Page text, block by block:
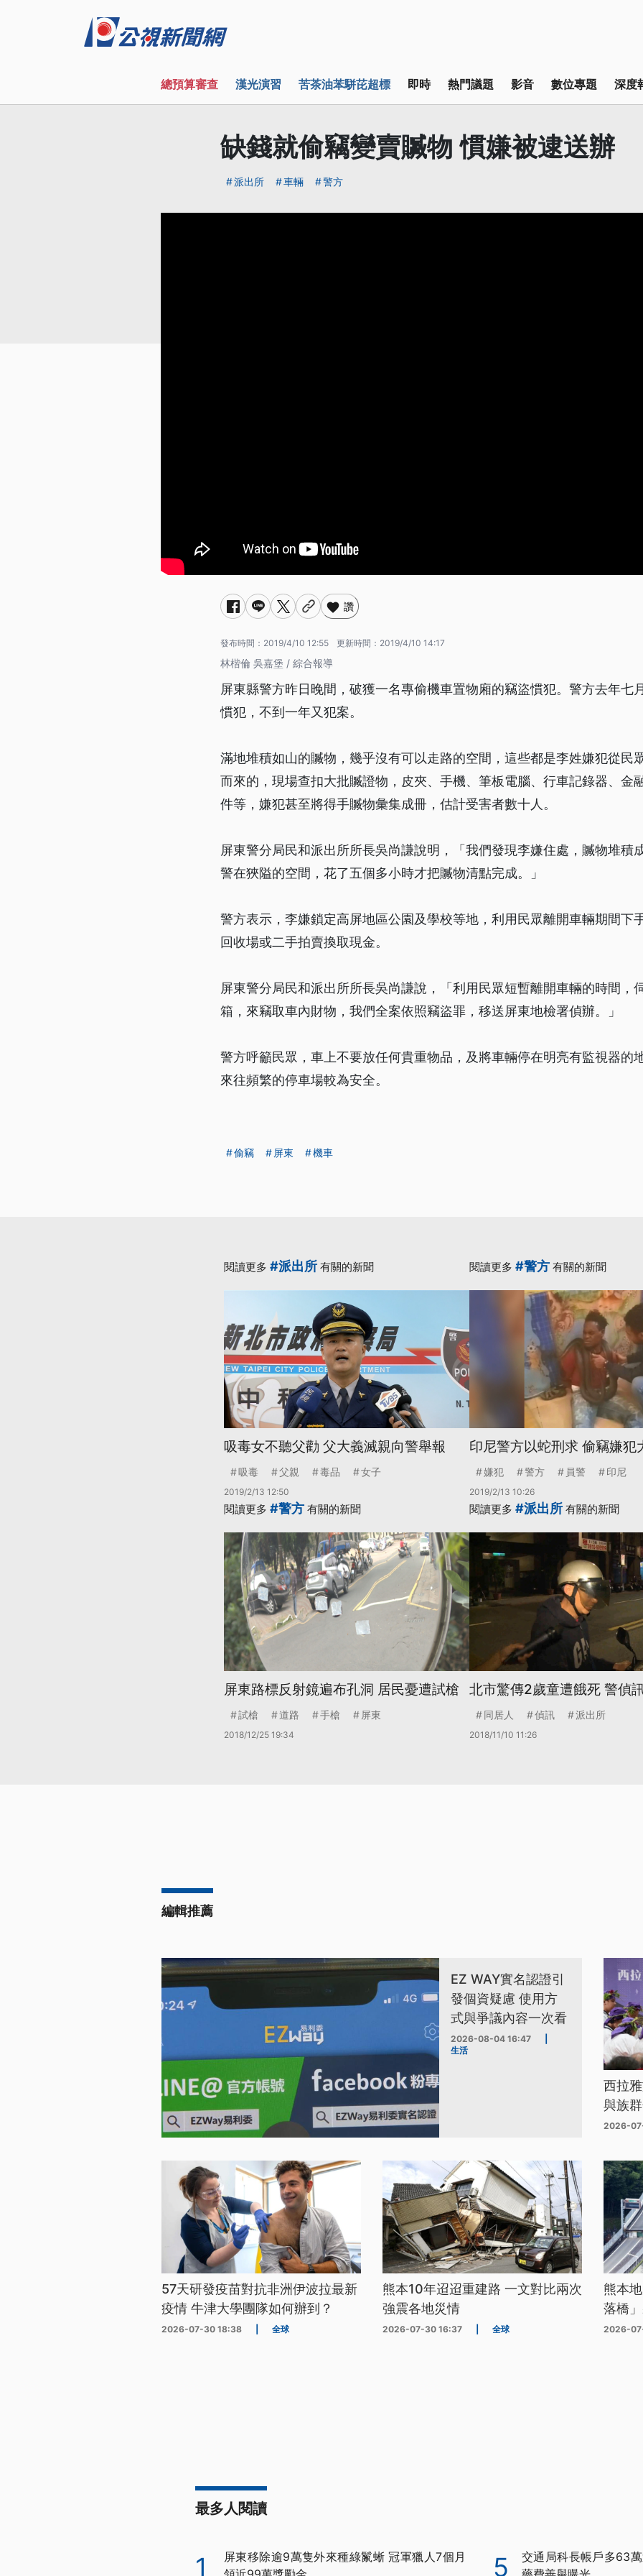
總預算審查 漢光演習 苦茶油苯駢芘超標 即時 熱門議題 影音 數位專題 深度
缺錢就偷竊變賣贓物 慣嫌被逮送辦
派出所 車輛 警方
讚
發布時間： 2019/4/10 12:55 更新時間： 2019/4/10 14:17
林楷倫 吳嘉堡 / 綜合報導
屏東縣警方昨日晚間，破獲一名專偷機車置物廂的竊盜慣犯。警方去年七
慣犯，不到一年又犯案。
滿地堆積如山的贓物，幾乎沒有可以走路的空間，這些都是李姓嫌犯從民
而來的，現場查扣大批贓證物，皮夾、手機、筆板電腦、行車記錄器、金
件等，嫌犯甚至將得手贓物彙集成冊，估計受害者數十人。
屏東警分局民和派出所所長吳尚謙說明，「我們發現李嫌住處，贓物堆積
警在狹隘的空間，花了五個多小時才把贓物清點完成。」
警方表示，李嫌鎖定高屏地區公園及學校等地，利用民眾離開車輛期間下
回收場或二手拍賣換取現金。
屏東警分局民和派出所所長吳尚謙說，「利用民眾短暫離開車輛的時間，
箱，來竊取車內財物，我們全案依照竊盜罪，移送屏東地檢署偵辦。」
警方呼籲民眾，車上不要放任何貴重物品，及將車輛停在明亮有監視器的
來往頻繁的停車場較為安全。
偷竊 屏東 機車
閱讀更多 #派出所 有關的新聞
吸毒女不聽父勸 父大義滅親向警舉報
吸毒 父親 毒品 女子
2019/2/13 12:50
閱讀更多 #警方 有關的新聞
印尼警方以蛇刑求 偷竊嫌犯
嫌犯 警方 員警 印尼
2019/2/13 10:26
閱讀更多 #警方 有關的新聞
屏東路標反射鏡遍布孔洞 居民憂遭試槍
試槍 道路 手槍 屏東
2018/12/25 19:34
閱讀更多 #派出所 有關的新聞
北市驚傳2歲童遭餓死 警偵
同居人 偵訊 派出所
2018/11/10 11:26
編輯推薦
EZ WAY實名認證引
發個資疑慮 使用方
式與爭議內容一次看
2026-08-04 16:47
生活
西拉
與族
2026-
57天研發疫苗對抗非洲伊波拉最新
疫情 牛津大學團隊如何辦到？
2026-07-30 18:38 全球
熊本10年迢迢重建路 一文對比兩次
強震各地災情
2026-07-30 16:37 全球
熊本
落橋
2026-
最多人閱讀
1
屏東移除逾9萬隻外來種綠鬣蜥 冠軍獵人7個月
5
交通局科長帳戶多63